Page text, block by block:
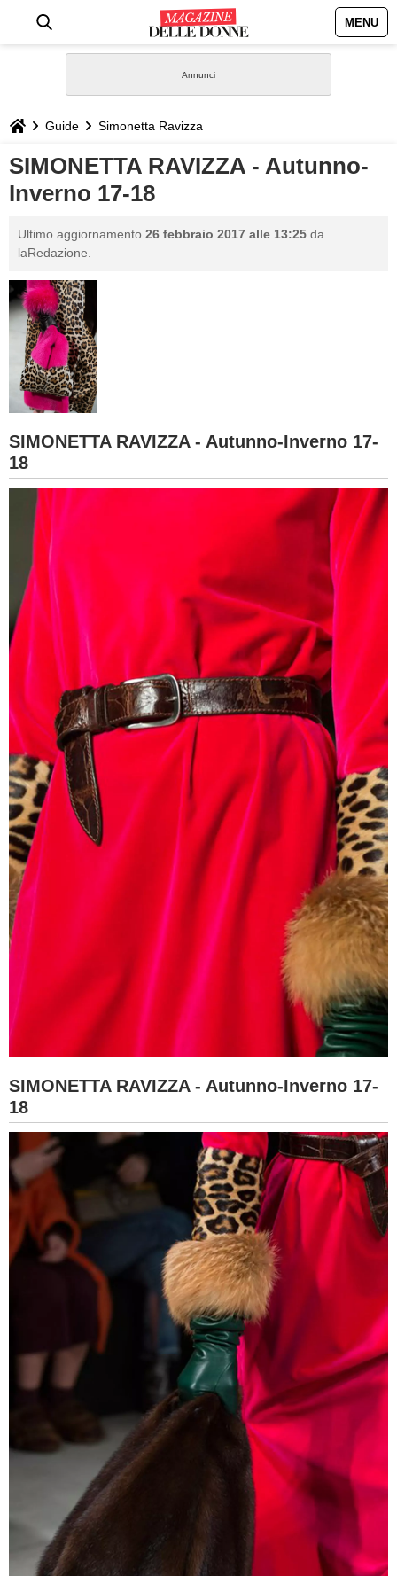
MENU
STILE
BIOGRAFIE
DEFINIZIONI
GASTRONOMIA
CAPELLI
SESSO
DIETA
GUIDE
FORUM
Guide Simonetta Ravizza
SIMONETTA RAVIZZA - Autunno-
Inverno 17-18
Ultimo aggiornamento 26 febbraio 2017 alle 13:25 da
laRedazione.
SIMONETTA RAVIZZA - Autunno-Inverno 17-
18
SIMONETTA RAVIZZA - Autunno-Inverno 17-
18